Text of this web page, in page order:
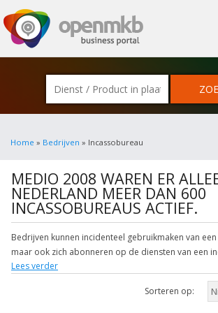
OPENMKB - DE
Home » Bedrijven » Incassobureau
MEDIO 2008 WAREN ER
NEDERLAND MEER DAN 600
INCASSOBUREAUS ACTIEF.
Bedrijven kunnen incidenteel gebruikmaken van
maar ook zich abonneren op de diensten van een
incassobureau kan zijn diensten verlenen tegen een
ook vorderingen kopen door middel van cessie
van een pandrecht. Voor een cessie is er wel
Lees verder
Sorteren op: